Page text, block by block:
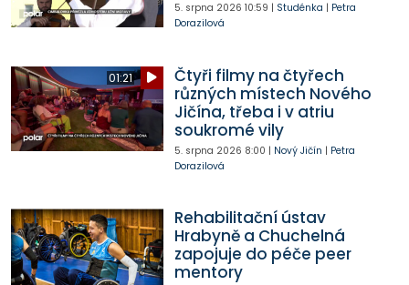
5. srpna 2026 10:59 | Studénka | Petra
Dorazilová
01:21
Čtyři filmy na čtyřech
různých místech Nového
Jičína, třeba i v atriu
soukromé vily
5. srpna 2026 8:00 | Nový Jičín | Petra
Dorazilová
Rehabilitační ústav
Hrabyně a Chuchelná
zapojuje do péče peer
mentory